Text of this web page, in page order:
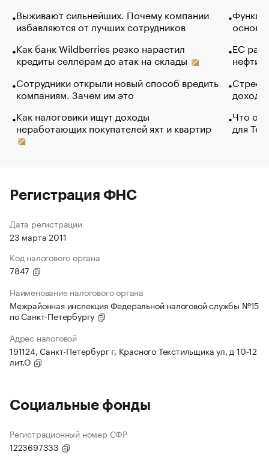
Выживают сильнейших. Почему компании
избавляются от лучших сотрудников
Как банк Wildberries резко нарастил
кредиты селлерам до атак на склады
Сотрудники открыли новый способ вредить
компаниям. Зачем им это
Как налоговики ищут доходы
неработающих покупателей яхт и квартир
основ
ЕС
нефти
Что
для
Регистрация ФНС
Дата регистрации
23 марта 2011
Код налогового органа
7847
Наименование налогового органа
Межрайонная инспекция Федеральной налоговой службы №15
по Санкт-Петербургу
Адрес налоговой
191124, Санкт-Петербург г, Красного Текстильщика ул, д 10-12
лит.О
Социальные фонды
Регистрационный номер СФР
1223697333